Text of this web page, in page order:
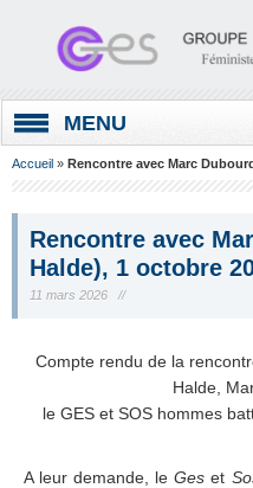
MENU
Accueil » Rencontre avec Marc
Rencontre avec
Halde), 1 octobre
11 mars 2026 //
Compte rendu de la
Halde,
le GES et SOS hommes
A leur demande, leGes et